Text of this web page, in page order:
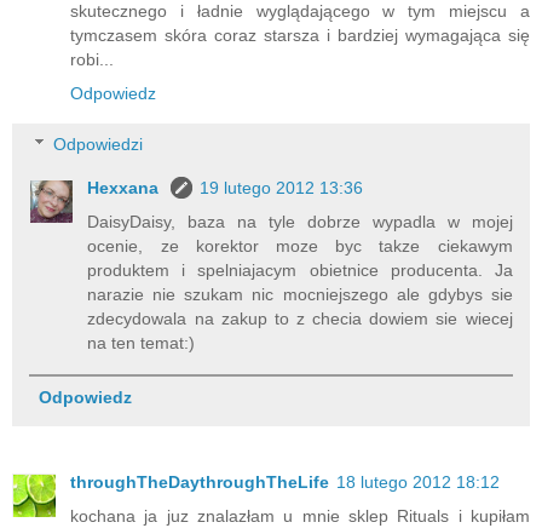
skutecznego i ładnie wyglądającego w tym miejscu a
tymczasem skóra coraz starsza i bardziej wymagająca się
robi...
Odpowiedz
Odpowiedzi
Hexxana
19 lutego 2012 13:36
DaisyDaisy, baza na tyle dobrze wypadla w mojej
ocenie, ze korektor moze byc takze ciekawym
produktem i spelniajacym obietnice producenta. Ja
narazie nie szukam nic mocniejszego ale gdybys sie
zdecydowala na zakup to z checia dowiem sie wiecej
na ten temat:)
Odpowiedz
throughTheDaythroughTheLife 18 lutego 2012 18:12
kochana ja juz znalazłam u mnie sklep Rituals i kupiłam